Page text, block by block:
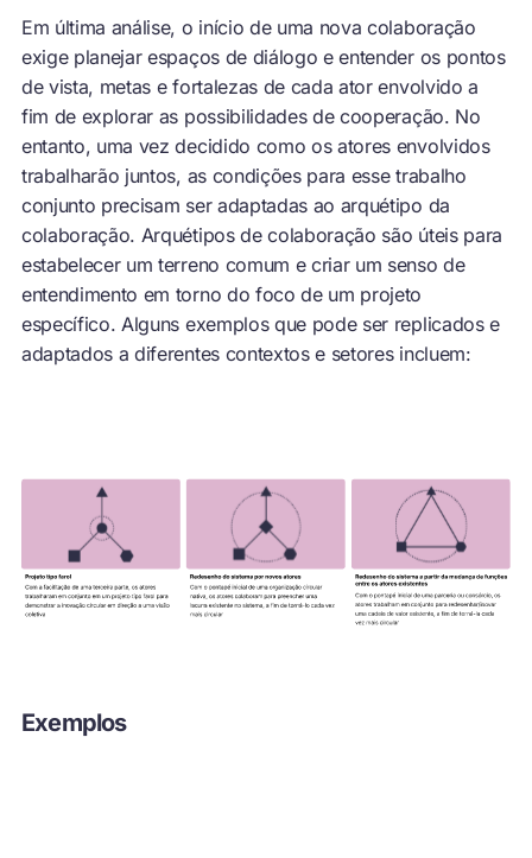
Em última análise, o início de uma nova colaboração
exige planejar espaços de diálogo e entender os pontos
de vista, metas e fortalezas de cada ator envolvido a
fim de explorar as possibilidades de cooperação. No
entanto, uma vez decidido como os atores envolvidos
trabalharão juntos, as condições para esse trabalho
conjunto precisam ser adaptadas ao arquétipo da
colaboração. Arquétipos de colaboração são úteis para
estabelecer um terreno comum e criar um senso de
entendimento em torno do foco de um projeto
específico. Alguns exemplos que pode ser replicados e
adaptados a diferentes contextos e setores incluem:
Exemplos